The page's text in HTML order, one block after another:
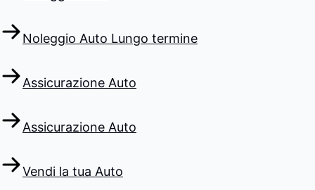
Noleggio Auto Lungo termine
Assicurazione Auto
Assicurazione Auto
Vendi la tua Auto